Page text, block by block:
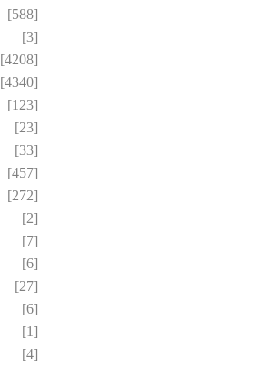
[588]
[3]
[4208]
[4340]
[123]
[23]
[33]
[457]
[272]
[2]
[7]
[6]
[27]
[6]
[1]
[4]